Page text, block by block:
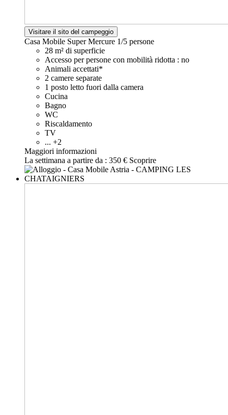
Visitare il sito del campeggio
Casa Mobile Super Mercure 1/5 persone
28 m² di superficie
Accesso per persone con mobilità ridotta : no
Animali accettati*
2 camere separate
1 posto letto fuori dalla camera
Cucina
Bagno
WC
Riscaldamento
TV
... +2
Maggiori informazioni
La settimana a partire da : 350 € Scoprire